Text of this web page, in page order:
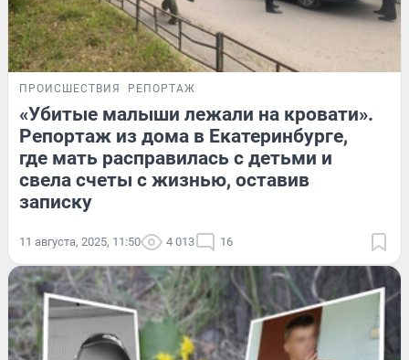
ПРОИСШЕСТВИЯ РЕПОРТАЖ
«Убитые малыши лежали на кровати».
Репортаж из дома в Екатеринбурге,
где мать расправилась с детьми и
свела счеты с жизнью, оставив
записку
11 августа, 2025, 11:50 4 013 16